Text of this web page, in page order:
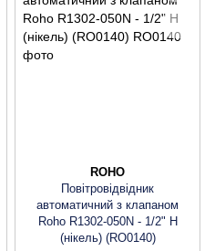
ROHO
Повітровідвідник
автоматичний з клапаном
Roho R1302-050N - 1/2" Н
(нікель) (RO0140)